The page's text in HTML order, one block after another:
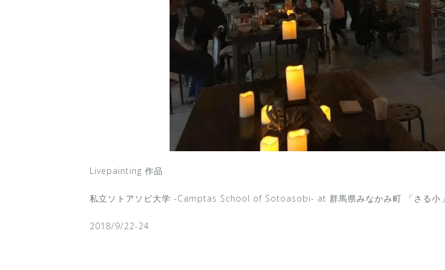
Livepainting 作品
私立ソトアソビ大学 -Camptas School of Sotoasobi- at 群馬県みなかみ町 「さる小」
2018/9/22-24